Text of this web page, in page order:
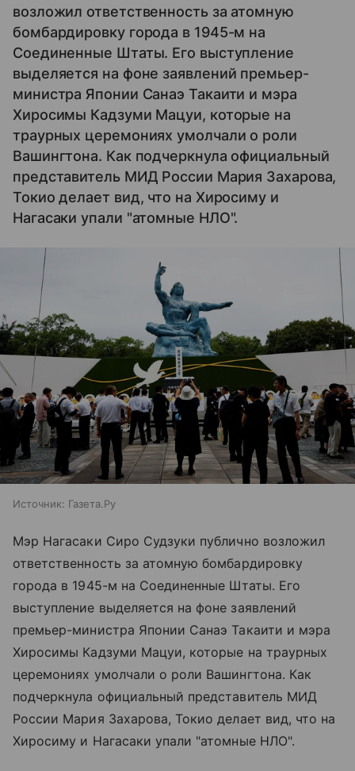
возложил ответственность за атомную
бомбардировку города в 1945-м на
Соединенные Штаты. Его выступление
выделяется на фоне заявлений премьер-
министра Японии Санаэ Такаити и мэра
Хиросимы Кадзуми Мацуи, которые на
траурных церемониях умолчали о роли
Вашингтона. Как подчеркнула официальный
представитель МИД России Мария Захарова,
Токио делает вид, что на Хиросиму и
Нагасаки упали "атомные НЛО".
Источник: Газета.Ру
Мэр Нагасаки Сиро Судзуки публично возложил
ответственность за атомную бомбардировку
города в 1945-м на Соединенные Штаты. Его
выступление выделяется на фоне заявлений
премьер-министра Японии Санаэ Такаити и мэра
Хиросимы Кадзуми Мацуи, которые на траурных
церемониях умолчали о роли Вашингтона. Как
подчеркнула официальный представитель МИД
России Мария Захарова, Токио делает вид, что на
Хиросиму и Нагасаки упали "атомные НЛО".